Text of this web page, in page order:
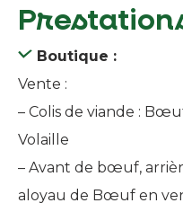
Boutique :
Vente :
– Colis de viande :
Volaille
– Avant de bœuf,
aloyau de Bœuf en